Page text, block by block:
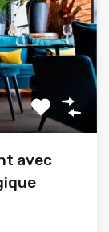
avec